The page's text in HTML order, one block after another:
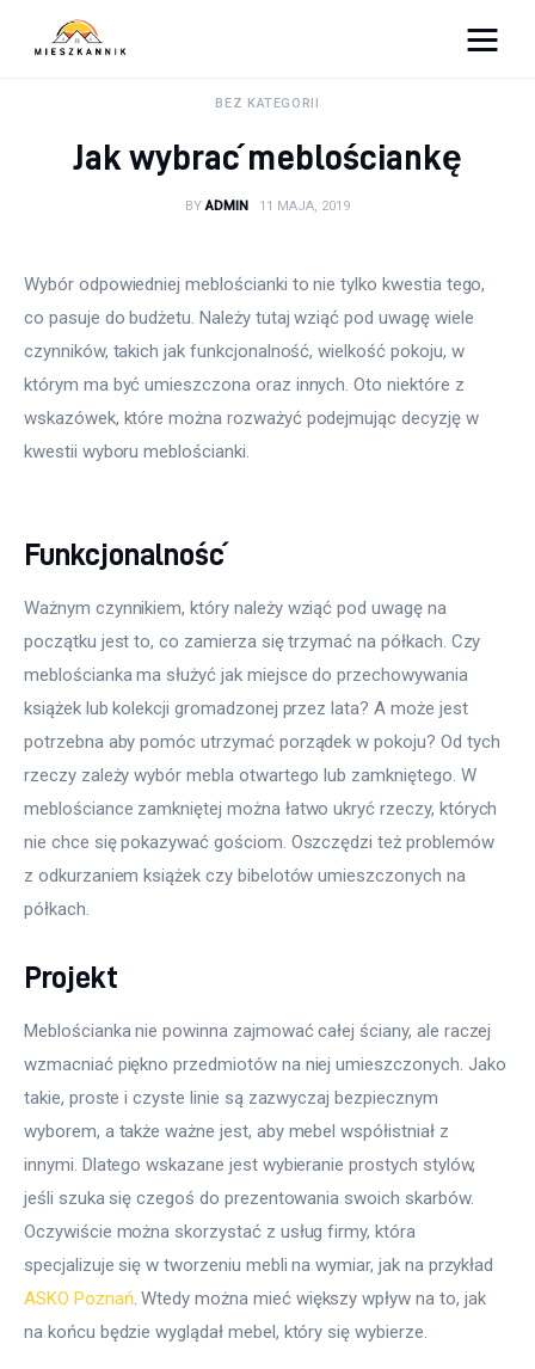
Sypialnia
Kuchnia
Salon
Ogród
Salon
BEZ KATEGORII
Jak wybrać meblościankę
BY ADMIN 11 MAJA, 2019
Wybór odpowiedniej meblościanki to nie tylko kwestia tego,
co pasuje do budżetu. Należy tutaj wziąć pod uwagę wiele
czynników, takich jak funkcjonalność, wielkość pokoju, w
którym ma być umieszczona oraz innych. Oto niektóre z
wskazówek, które można rozważyć podejmując decyzję w
kwestii wyboru meblościanki.
Funkcjonalność
Ważnym czynnikiem, który należy wziąć pod uwagę na
początku jest to, co zamierza się trzymać na półkach. Czy
meblościanka ma służyć jak miejsce do przechowywania
książek lub kolekcji gromadzonej przez lata? A może jest
potrzebna aby pomóc utrzymać porządek w pokoju? Od tych
rzeczy zależy wybór mebla otwartego lub zamkniętego. W
meblościance zamkniętej można łatwo ukryć rzeczy, których
nie chce się pokazywać gościom. Oszczędzi też problemów
z odkurzaniem książek czy bibelotów umieszczonych na
półkach.
Projekt
Meblościanka nie powinna zajmować całej ściany, ale raczej
wzmacniać piękno przedmiotów na niej umieszczonych. Jako
takie, proste i czyste linie są zazwyczaj bezpiecznym
wyborem, a także ważne jest, aby mebel współistniał z
innymi. Dlatego wskazane jest wybieranie prostych stylów,
jeśli szuka się czegoś do prezentowania swoich skarbów.
Oczywiście można skorzystać z usług firmy, która
specjalizuje się w tworzeniu mebli na wymiar, jak na przykład
ASKO Poznań. Wtedy można mieć większy wpływ na to, jak
na końcu będzie wyglądał mebel, który się wybierze.